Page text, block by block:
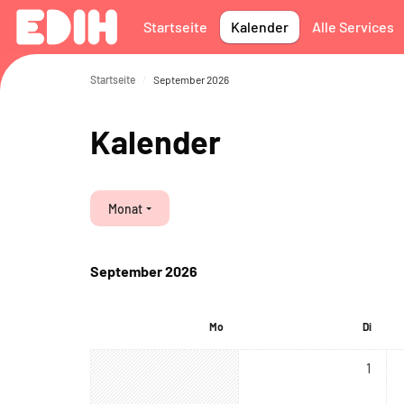
Zum Hauptinhalt
Startseite
Kalender Alle Services
Startseite September 2026
Kalender
Monat
September 2026
Montag
Mo Dienstag
Di
Keine
1